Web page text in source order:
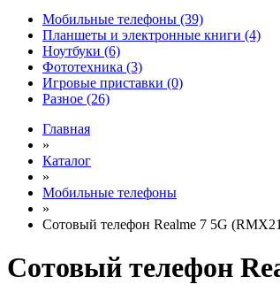
Мобильные телефоны (39)
Планшеты и электронные книги (4)
Ноутбуки (6)
Фототехника (3)
Игровые приставки (0)
Разное (26)
Главная
»
Каталог
»
Мобильные телефоны
»
Сотовый телефон Realme 7 5G
Сотовый телефон